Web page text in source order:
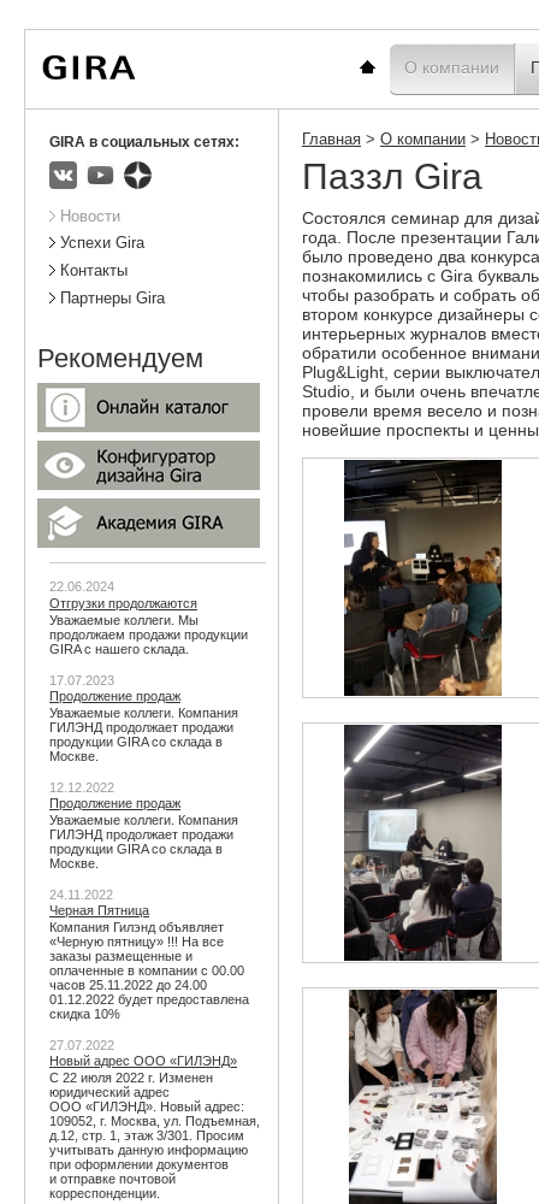
Главная
О компании
Главная > О компании >
Паззл Gira
Состоялся семинар для
года. После презентации
было проведено два
познакомились с Gira
чтобы разобрать и собрать
втором конкурсе дизайнеры
интерьерных журналов
обратили особенное
Plug&Light, серии
Studio, и были очень
провели время весело и
новейшие проспекты и
GIRA в социальных сетях:
Подразделы
Новости
Успехи Gira
Контакты
Партнеры Gira
Рекомендуем
22.06.2024
Отгрузки продолжаются
Уважаемые коллеги. Мы
продолжаем продажи продукции
GIRA с нашего склада.
17.07.2023
Продолжение продаж
Уважаемые коллеги. Компания
ГИЛЭНД продолжает продажи
продукции GIRA со склада в
Москве.
12.12.2022
Продолжение продаж
Уважаемые коллеги. Компания
ГИЛЭНД продолжает продажи
продукции GIRA со склада в
Москве.
24.11.2022
Черная Пятница
Компания Гилэнд объявляет
«Черную пятницу» !!! На все
заказы размещенные и
оплаченные в компании с 00.00
часов 25.11.2022 до 24.00
01.12.2022 будет предоставлена
скидка 10%
27.07.2022
Новый адрес ООО «ГИЛЭНД»
С 22 июля 2022 г. Изменен
юридический адрес
ООО «ГИЛЭНД». Новый адрес:
109052, г. Москва, ул. Подъемная,
д.12, стр. 1, этаж 3/301. Просим
учитывать данную информацию
при оформлении документов
и отправке почтовой
корреспонденции.